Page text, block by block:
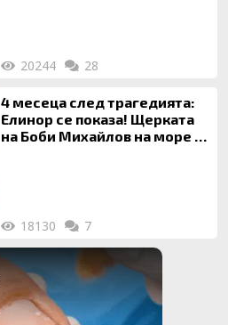
20244 28
4 месеца след трагедията:
Елинор се показа! Щерката
на Боби Михайлов на море с
18130 7